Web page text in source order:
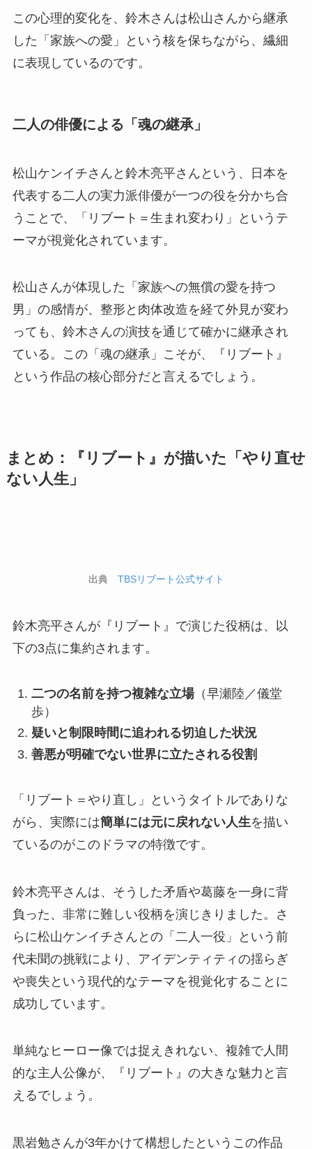
この心理的変化を、鈴木さんは松山さんから継承
した「家族への愛」という核を保ちながら、繊細
に表現しているのです。
二人の俳優による「魂の継承」
松山ケンイチさんと鈴木亮平さんという、日本を
代表する二人の実力派俳優が一つの役を分かち合
うことで、「リブート＝生まれ変わり」というテ
ーマが視覚化されています。
松山さんが体現した「家族への無償の愛を持つ
男」の感情が、整形と肉体改造を経て外見が変わ
っても、鈴木さんの演技を通じて確かに継承され
ている。この「魂の継承」こそが、『リブート』
という作品の核心部分だと言えるでしょう。
まとめ：『リブート』が描いた「やり直せ
ない人生」
出典 TBSリブート公式サイト
鈴木亮平さんが『リブート』で演じた役柄は、以
下の3点に集約されます。
二つの名前を持つ複雑な立場（早瀬陸／儀堂
歩）
疑いと制限時間に追われる切迫した状況
善悪が明確でない世界に立たされる役割
「リブート＝やり直し」というタイトルでありな
がら、実際には簡単には元に戻れない人生を描い
ているのがこのドラマの特徴です。
鈴木亮平さんは、そうした矛盾や葛藤を一身に背
負った、非常に難しい役柄を演じきりました。さ
らに松山ケンイチさんとの「二人一役」という前
代未聞の挑戦により、アイデンティティの揺らぎ
や喪失という現代的なテーマを視覚化することに
成功しています。
単純なヒーロー像では捉えきれない、複雑で人間
的な主人公像が、『リブート』の大きな魅力と言
えるでしょう。
黒岩勉さんが3年かけて構想したというこの作品